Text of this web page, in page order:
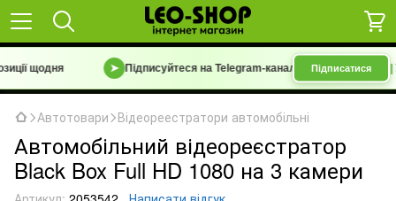
щодня Підписуйтеся на Telegram-канал«Барахолка 7 км |
Підписатися
Автотовари Відеореестратори автомобільні
Автомобільний відеореєстратор
Black Box Full HD 1080 на 3 камери